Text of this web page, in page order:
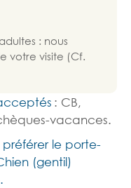
: nous
votre visite (Cf.
: CB,
vacances.
préférer le porte-
(gentil)